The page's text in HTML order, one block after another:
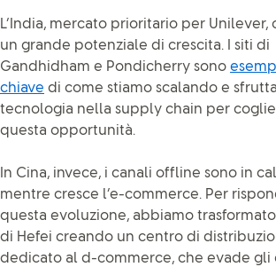
L’India, mercato prioritario per Unilever,
un grande potenziale di crescita. I siti di
Gandhidham e Pondicherry sono
chiave di come stiamo scalando e
tecnologia nella supply chain per
questa opportunità.
In Cina, invece, i canali offline sono in
mentre cresce l’e-commerce. Per
questa evoluzione, abbiamo
di Hefei creando un centro di
dedicato al d-commerce, che evade gli